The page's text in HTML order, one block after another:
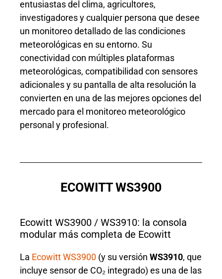
entusiastas del clima, agricultores,
investigadores y cualquier persona que desee
un monitoreo detallado de las condiciones
meteorológicas en su entorno. Su
conectividad con múltiples plataformas
meteorológicas, compatibilidad con sensores
adicionales y su pantalla de alta resolución la
convierten en una de las mejores opciones del
mercado para el monitoreo meteorológico
personal y profesional.
ECOWITT WS3900
Ecowitt WS3900 / WS3910: la consola
modular más completa de Ecowitt
La Ecowitt WS3900 (y su versión WS3910, que
incluye sensor de CO₂ integrado) es una de las